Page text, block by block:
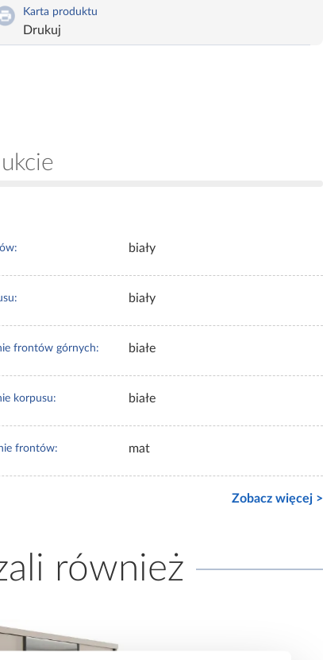
Karta produktu
Drukuj
biały
biały
frontów górnych: białe
korpusu: białe
frontów: mat
Zobacz więcej >
również